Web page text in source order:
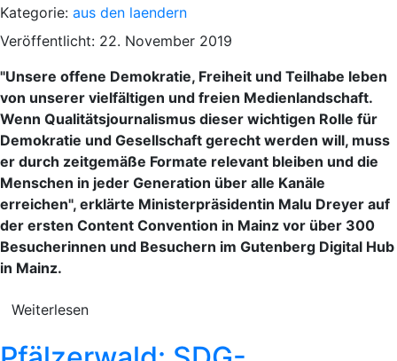
Kategorie: aus den laendern
Veröffentlicht: 22. November 2019
"Unsere offene Demokratie, Freiheit und Teilhabe leben
von unserer vielfältigen und freien Medienlandschaft.
Wenn Qualitätsjournalismus dieser wichtigen Rolle für
Demokratie und Gesellschaft gerecht werden will, muss
er durch zeitgemäße Formate relevant bleiben und die
Menschen in jeder Generation über alle Kanäle
erreichen", erklärte Ministerpräsidentin Malu Dreyer auf
der ersten Content Convention in Mainz vor über 300
Besucherinnen und Besuchern im Gutenberg Digital Hub
in Mainz.
Weiterlesen